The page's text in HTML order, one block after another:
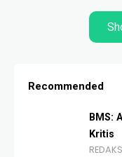
Recommended
BMS:
Kritis